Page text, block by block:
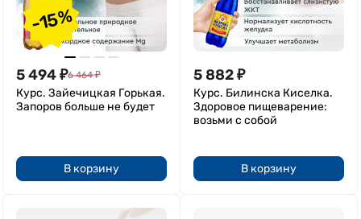
-15%
5 494₽6 464 ₽
Курс. Зайечицкая Горькая.
Запоров больше не будет
В корзину
5 882₽
Курс. Билинска Киселка.
Здоровое пищеварение:
возьми с собой
В корзину